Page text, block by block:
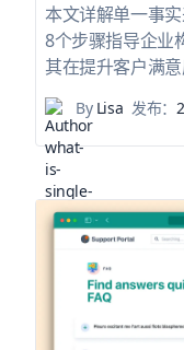
本文详解单一事
8个步骤指导企业
其在提升客户满意
ByLisa 发布：